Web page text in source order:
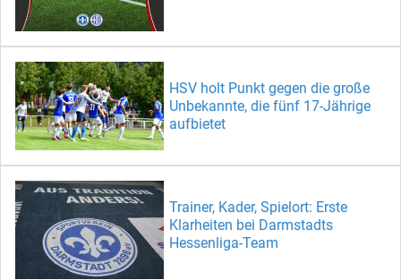
HSV holt Punkt gegen die große
Unbekannte, die fünf 17-Jährige
aufbietet
Trainer, Kader, Spielort: Erste
Klarheiten bei Darmstadts
Hessenliga-Team